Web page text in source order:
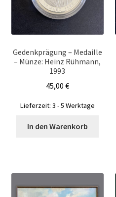
Gedenkprägung – Medaille
– Münze: Heinz Rühmann,
1993
45,00 €
Lieferzeit: 3 - 5 Werktage
In den Warenkorb